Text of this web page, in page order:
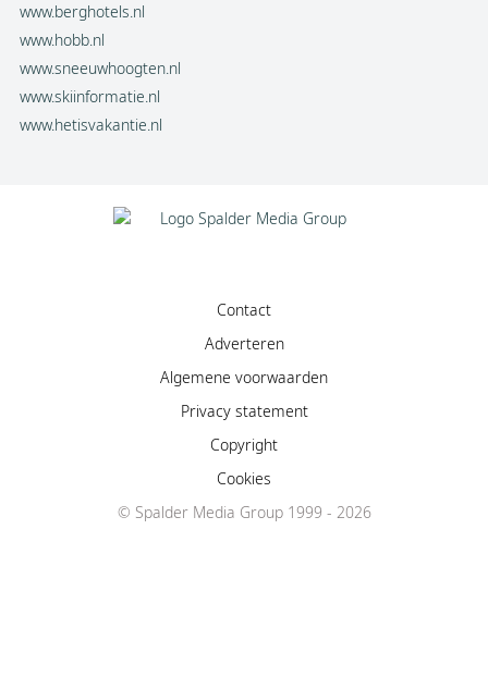
www.berghotels.nl
www.hobb.nl
www.sneeuwhoogten.nl
www.skiinformatie.nl
www.hetisvakantie.nl
Contact
Adverteren
Algemene voorwaarden
Privacy statement
Copyright
Cookies
© Spalder Media Group 1999 - 2026